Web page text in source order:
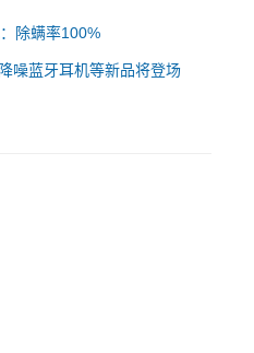
除螨率100%
噪蓝牙耳机等新品将登场